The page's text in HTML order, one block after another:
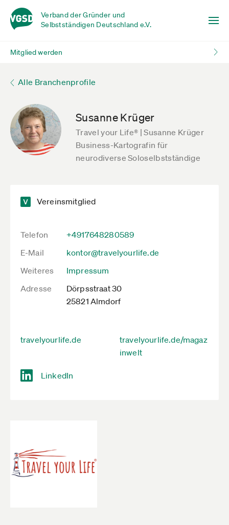
Verband der Gründer und
Selbstständigen Deutschland e.V.
Mitglied werden
Alle Branchenprofile
Susanne Krüger
Travel your Life® | Susanne Krüger
Business-Kartografin für
neurodiverse Soloselbstständige
Vereinsmitglied
Telefon
+4917648280589
E-Mail
kontor@travelyourlife.de
Weiteres
Impressum
Adresse
Dörpsstraat 30
25821 Almdorf
travelyourlife.de
travelyourlife.de/magaz
inwelt
LinkedIn